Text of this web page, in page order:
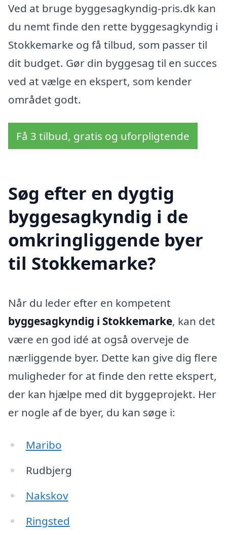
Ved at bruge byggesagkyndig-pris.dk kan
du nemt finde den rette byggesagkyndig i
Stokkemarke og få tilbud, som passer til
dit budget. Gør din byggesag til en succes
ved at vælge en ekspert, som kender
området godt.
Få 3 tilbud, gratis og uforpligtende
Søg efter en dygtig
byggesagkyndig i de
omkringliggende byer
til Stokkemarke?
Når du leder efter en kompetent
byggesagkyndig i Stokkemarke, kan det
være en god idé at også overveje de
nærliggende byer. Dette kan give dig flere
muligheder for at finde den rette ekspert,
der kan hjælpe med dit byggeprojekt. Her
er nogle af de byer, du kan søge i:
Maribo
Rudbjerg
Nakskov
Ringsted